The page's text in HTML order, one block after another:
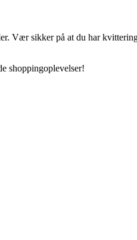
Vær sikker på at du har
shoppingoplevelser!